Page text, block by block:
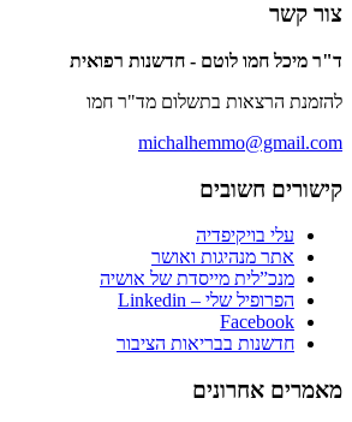
חמו לוטם - חדשנות רפואית
הרצאות בתשלום מד"ר חמו
חשובים
עלי בויקיפדיה
אתר מנהיגות ואושר
מנכ”לית מייסדת של אושיה
הפרופיל שלי – Linkedin
Facebook
חדשנות בבריאות הציבור
אחרונים